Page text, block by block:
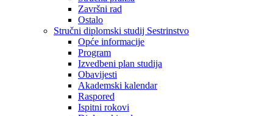
Završni rad
Ostalo
Stručni diplomski studij Sestrinstvo
Opće informacije
Program
Izvedbeni plan studija
Obavijesti
Akademski kalendar
Raspored
Ispitni rokovi